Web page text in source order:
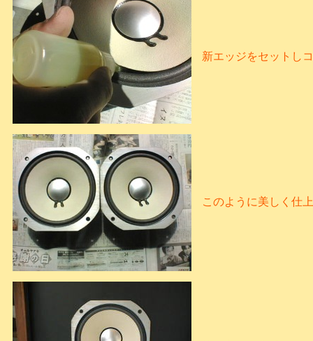
新エッジをセットし
このように美しく仕